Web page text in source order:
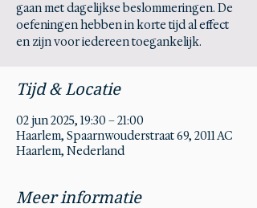
gaan met dagelijkse beslommeringen. De
oefeningen hebben in korte tijd al effect
en zijn voor iedereen toegankelijk.
Tijd & Locatie
02 jun 2025, 19:30 – 21:00
Haarlem, Spaarnwouderstraat 69, 2011 AC
Haarlem, Nederland
Meer informatie